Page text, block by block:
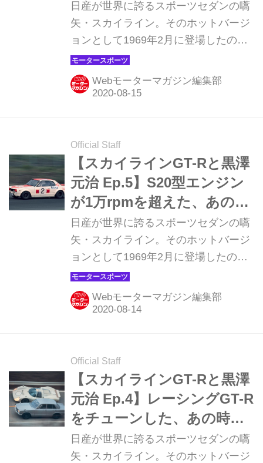
をしようか【最終回】
日産が世界に誇るスポーツセダンの嚆
矢・スカイライン。そのホットバージ
ョンとして1969年2月に登場したのが
初代スカイラインGT-R（PGC10）
だ。その栄光の軌跡は、レースシーン
での活躍によって今もなお、伝説とし
ーのエースとして、日本初のスポーツ
プロトタイプカー・R380シリーズや初
代ハコスカGT-Rを駆り、数々の名バト
ルを繰り広げた黒澤元治が語る。第6
回・最終回（敬称略・スカイライン
GT-R Story＆history Vol.1より）
Webモーターマガジン編集部
Official Staff
【スカイラインGT-Rと黒澤
元治 Ep.5】S20型エンジン
が1万rpmを超えた、あの時
代の話をしようか
日産が世界に誇るスポーツセダンの嚆
矢・スカイライン。そのホットバージ
ョンとして1969年2月に登場したのが
初代スカイラインGT-R（PGC10）
だ。その栄光の軌跡は、レースシーン
での活躍によって今もなお、伝説とし
ーのエースとして、日本初のスポーツ
プロトタイプカー・R380シリーズや初
代ハコスカGT-Rを駆り、数々の名バト
ルを繰り広げた黒澤元治が語る。連載
第5回（全6回）。（敬称略・スカイラ
インGT-R Story＆history Vol.1より）
Webモーターマガジン編集部
Official Staff
【スカイラインGT-Rと黒澤
元治 Ep.4】レーシングGT-R
をチューンした、あの時代
の話をしようか
日産が世界に誇るスポーツセダンの嚆
矢・スカイライン。そのホットバージ